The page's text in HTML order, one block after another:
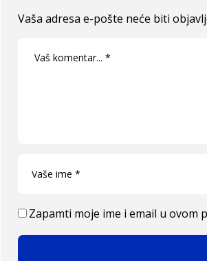
Vaša adresa e-pošte neće biti
Zapamti moje ime i email u ovom